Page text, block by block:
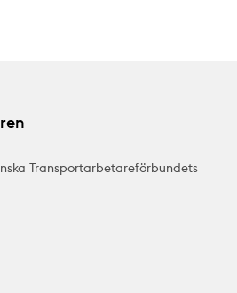
Transportarbetareförbundets